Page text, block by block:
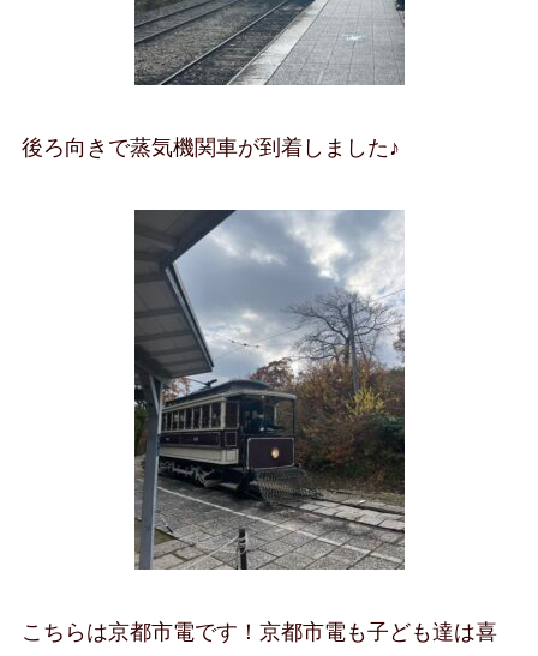
後ろ向きで蒸気機関車が到着しました♪
こちらは京都市電です！京都市電も子ども達は喜